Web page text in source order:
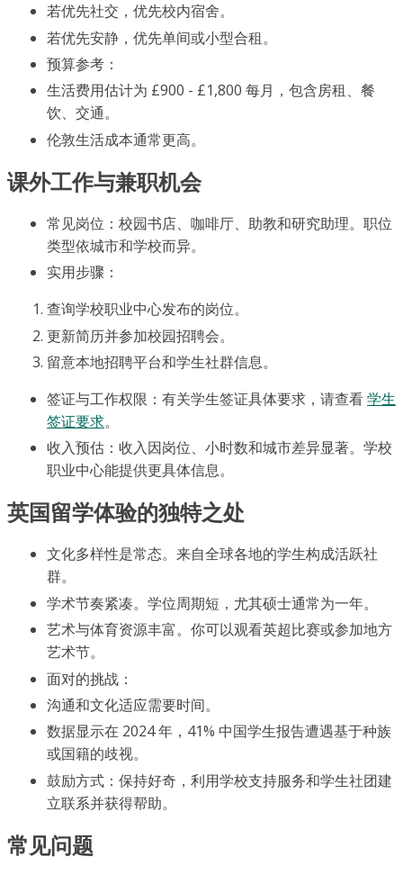
若优先社交，优先校内宿舍。
若优先安静，优先单间或小型合租。
预算参考：
生活费用估计为 £900 - £1,800 每月，包含房租、餐
饮、交通。
伦敦生活成本通常更高。
课外工作与兼职机会
常见岗位：校园书店、咖啡厅、助教和研究助理。职位
类型依城市和学校而异。
实用步骤：
查询学校职业中心发布的岗位。
更新简历并参加校园招聘会。
留意本地招聘平台和学生社群信息。
签证与工作权限：有关学生签证具体要求，请查看学生
签证要求。
收入预估：收入因岗位、小时数和城市差异显著。学校
职业中心能提供更具体信息。
英国留学体验的独特之处
文化多样性是常态。来自全球各地的学生构成活跃社
群。
学术节奏紧凑。学位周期短，尤其硕士通常为一年。
艺术与体育资源丰富。你可以观看英超比赛或参加地方
艺术节。
面对的挑战：
沟通和文化适应需要时间。
数据显示在 2024 年，41% 中国学生报告遭遇基于种族
或国籍的歧视。
鼓励方式：保持好奇，利用学校支持服务和学生社团建
立联系并获得帮助。
常见问题